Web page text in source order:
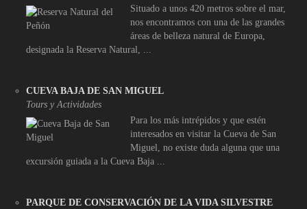
Situado a unos 420 metros sobre el mar,
nos encontramos con una de las grandes
áreas de belleza natural de Europa,
designada la Reserva Natural, ...
CUEVA BAJA DE SAN MIGUEL
Tours y Actividades
Para los más intrépidos y que estén
interesados en visitar la Cueva de San
Miguel, no existe duda alguna que una
excursión guiada a la Cueva Baja ...
PARQUE DE CONSERVACIÓN DE LA VIDA SILVESTRE